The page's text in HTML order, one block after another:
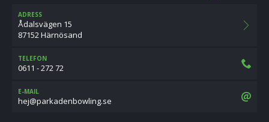
ADRESS
Ådalsvägen 15
87152 Härnösand
TELEFON
0611 - 272 72
E-MAIL
es.gnilwobnedakrap@jeh